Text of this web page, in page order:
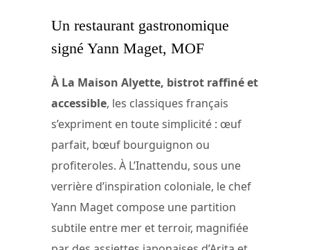
Un restaurant gastronomique
signé Yann Maget, MOF
À La Maison Alyette, bistrot raffiné et
accessible, les classiques français
s’expriment en toute simplicité : œuf
parfait, bœuf bourguignon ou
profiteroles. À L’Inattendu, sous une
verrière d’inspiration coloniale, le chef
Yann Maget compose une partition
subtile entre mer et terroir, magnifiée